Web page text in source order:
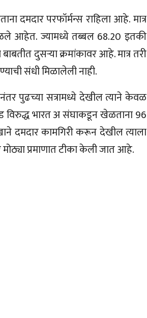
दमदार परफॉर्मन्स राहिला आहे. मात्र
आहेत. ज्यामध्ये तब्बल 68.20 इतकी
दुसऱ्या क्रमांकावर आहे. मात्र तरी
संधी मिळालेली नाही.
पुढच्या सत्रामध्ये देखील त्याने केवळ
विरुद्ध भारत अ संघाकडून खेळताना 96
दमदार कामगिरी करून देखील त्याला
प्रमाणात टीका केली जात आहे.